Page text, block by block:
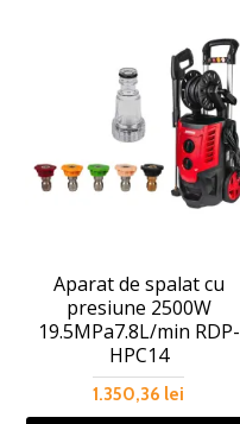
Aparat de spalat cu
presiune 2500W
19.5MPa7.8L/min RDP-
HPC14
1.350,36 lei